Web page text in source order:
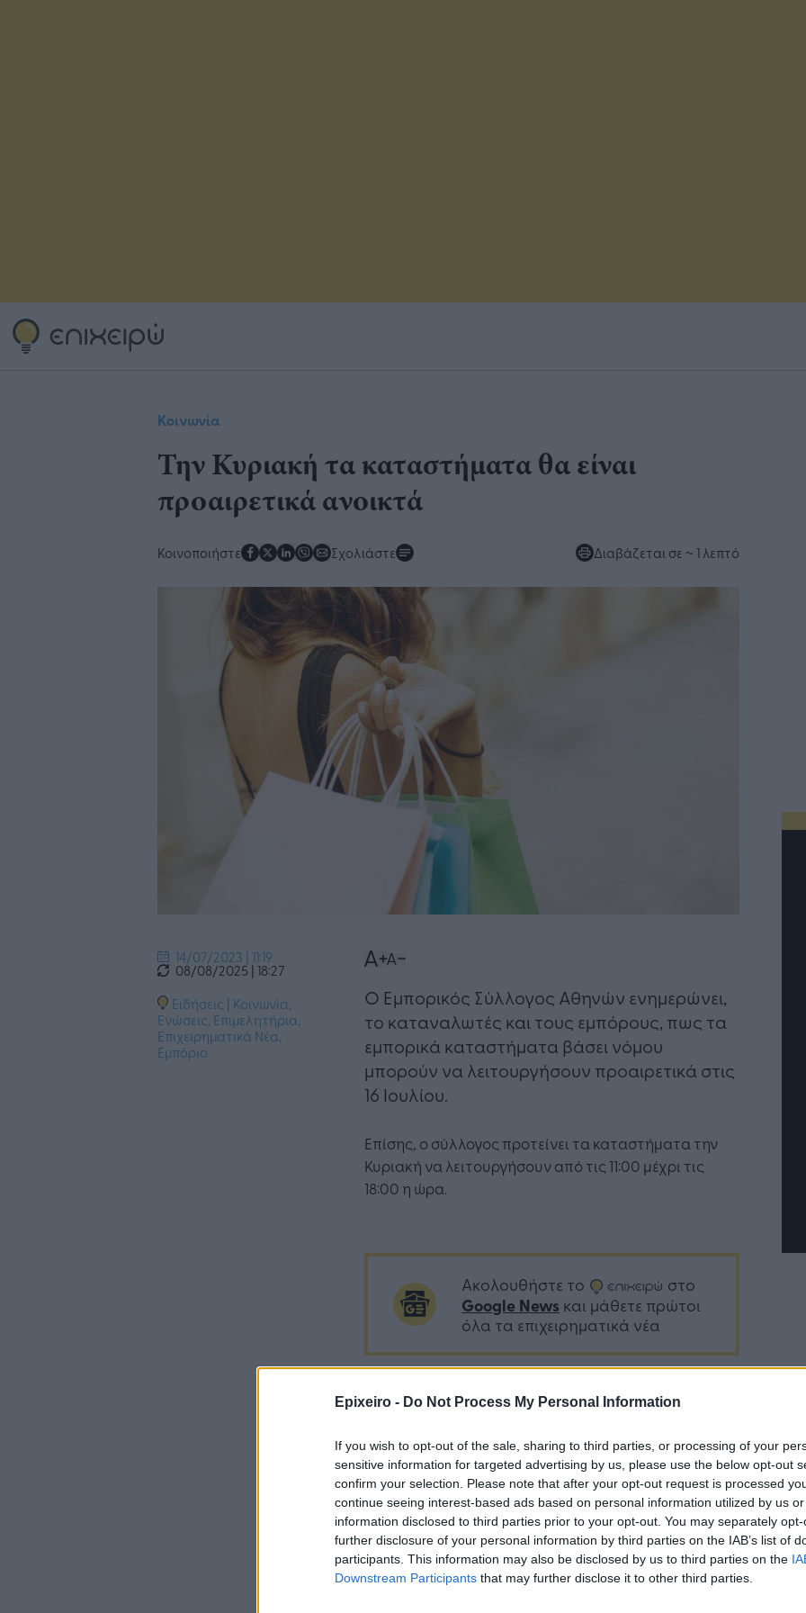
Epixeiro - Do Not Process My Personal Information
If you wish to opt-out of the sale, sharing to third parties, or processing of your
sensitive information for targeted advertising by us, please use the below opt-out
confirm your selection. Please note that after your opt-out request is processed
continue seeing interest-based ads based on personal information utilized by us
information disclosed to third parties prior to your opt-out. You may separately
further disclosure of your personal information by third parties on the IAB’s list of
participants. This information may also be disclosed by us to third parties on the
Downstream Participants that may further disclose it to other third parties.
Κοινωνία
Την Κυριακή τα καταστήματα θα είναι
προαιρετικά ανοικτά
Κοινοποιήστε Σχολιάστε Διαβάζεται σε ~ 1 λεπτό
14/07/2023 | 11:19
08/08/2025 | 18:27
Ειδήσεις | Κοινωνία,
Ενώσεις, Επιμελητήρια,
Επιχειρηματικά Νέα,
Εμπόριο
Ο Εμπορικός Σύλλογος Αθηνών ενημερώνει,
το καταναλωτές και τους εμπόρους, πως τα
εμπορικά καταστήματα βάσει νόμου
μπορούν να λειτουργήσουν προαιρετικά στις
16 Ιουλίου.
Επίσης, ο σύλλογος προτείνει τα καταστήματα την
Κυριακή να λειτουργήσουν από τις 11:00 μέχρι τις
18:00 η ώρα.
Ακολουθήστε το στο
Google News και μάθετε πρώτοι
όλα τα επιχειρηματικά νέα
Δείτε όλες τις τελευταίες
Ελλάδα και τον κόσμο στο
Σχολιάστε
επιχείρησης
Οι